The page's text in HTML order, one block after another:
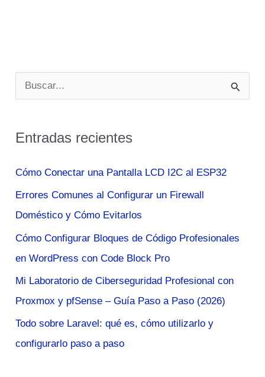
u
c
p
o
r
:
Entradas recientes
Cómo Conectar una Pantalla LCD I2C al ESP32
Errores Comunes al Configurar un Firewall
Doméstico y Cómo Evitarlos
Cómo Configurar Bloques de Código Profesionales
en WordPress con Code Block Pro
Mi Laboratorio de Ciberseguridad Profesional con
Proxmox y pfSense – Guía Paso a Paso (2026)
Todo sobre Laravel: qué es, cómo utilizarlo y
configurarlo paso a paso